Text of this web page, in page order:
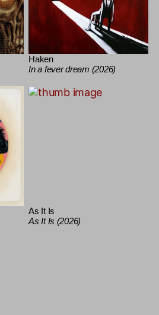
Haken
In a fever dream (2026)
As It Is
As It Is (2026)